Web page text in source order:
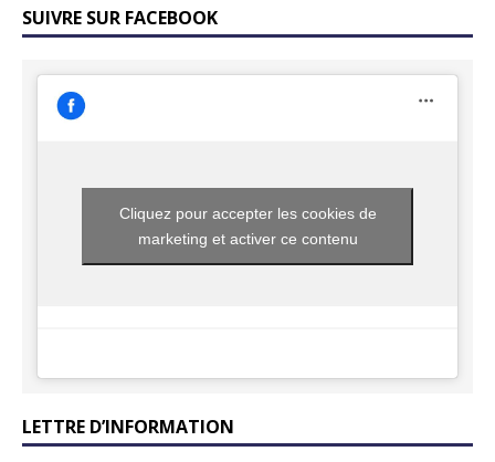
SUIVRE SUR FACEBOOK
Cliquez pour accepter les cookies de
marketing et activer ce contenu
LETTRE D’INFORMATION